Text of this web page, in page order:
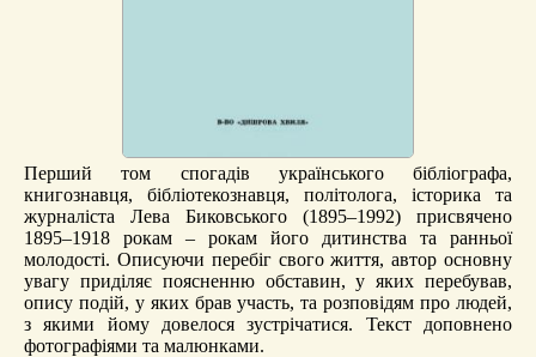
Перший том спогадів українського бібліографа,
книгознавця, бібліотекознавця, політолога, історика та
журналіста Лева Биковського (1895–1992) присвячено
1895–1918 рокам – рокам його дитинства та ранньої
молодості. Описуючи перебіг свого життя, автор основну
увагу приділяє поясненню обставин, у яких перебував,
опису подій, у яких брав участь, та розповідям про людей,
з якими йому довелося зустрічатися. Текст доповнено
фотографіями та малюнками.